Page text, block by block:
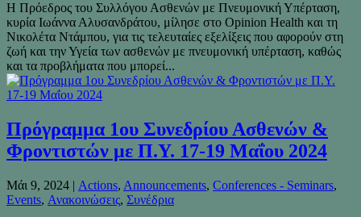
Η Πρόεδρος του Συλλόγου Ασθενών με Πνευμονική Υπέρταση,
κυρία Ιωάννα Αλυσανδράτου, μίλησε στο Opinion Health και τη
Νικολέτα Ντάμπου, για τις τελευταίες εξελίξεις που αφορούν στη
ζωή και την Υγεία των ασθενών με πνευμονική υπέρταση, καθώς
και τα προβλήματα που μπορεί...
Πρόγραμμα 1ου Συνεδρίου Ασθενών &
Φροντιστών με Π.Υ. 17-19 Μαΐου 2024
Μάι 9, 2024 | Actions, Announcements, Conferences - Seminars,
Events, Ανακοινώσεις, Συνέδρια